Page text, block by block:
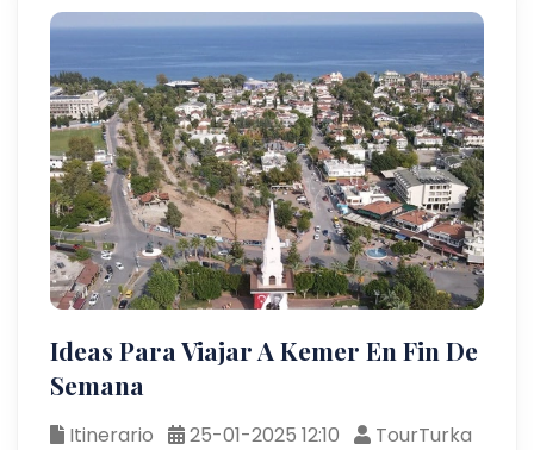
Ideas Para Viajar A Kemer En Fin De
Semana
Itinerario 25-01-2025 12:10
TourTurka